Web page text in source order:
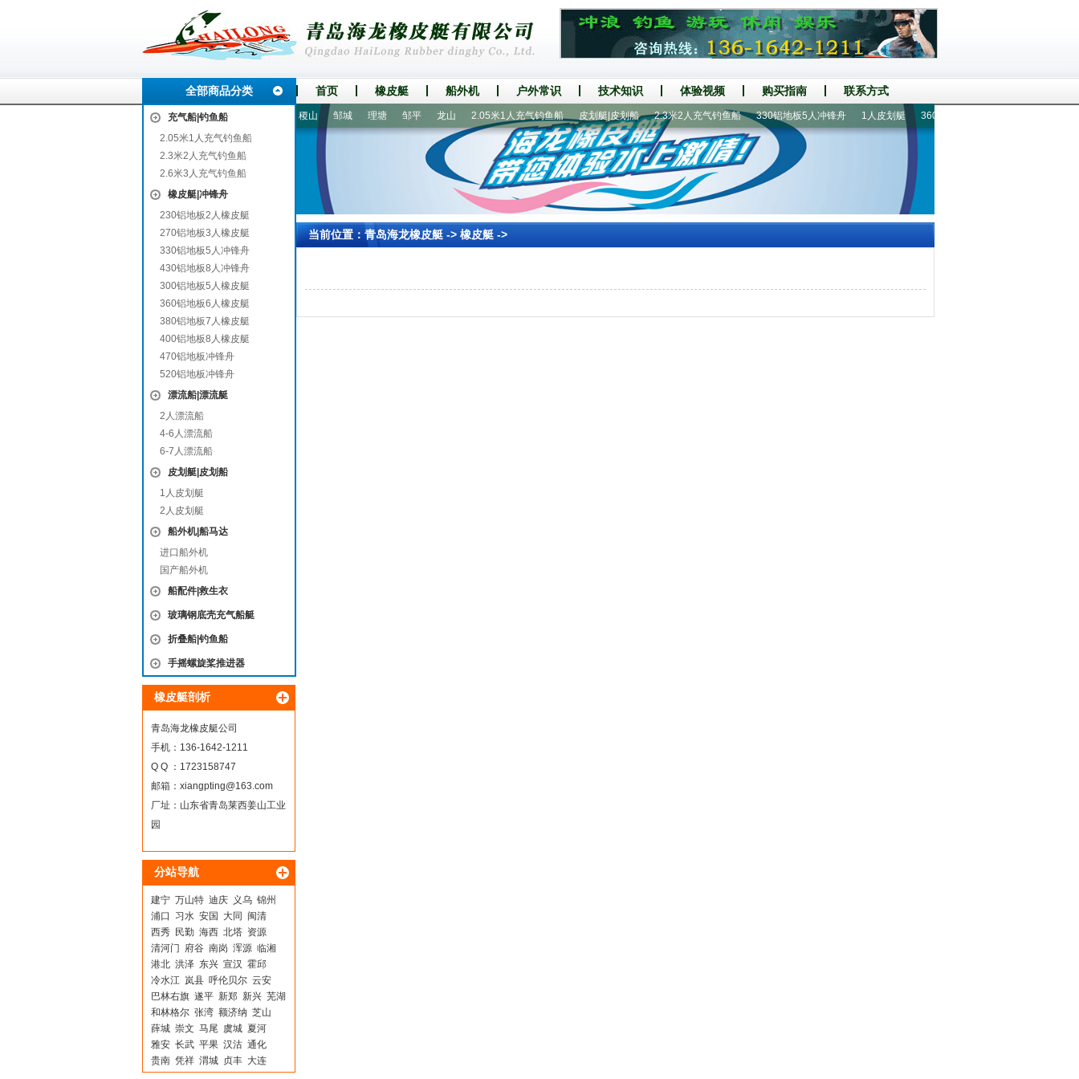
全部商品分类 首页 橡皮艇 船外机 户外常识 技术知识 体验视频 购买指南 联系方式
充气船|钓鱼船
2.05米1人充气钓鱼船
2.3米2人充气钓鱼船
2.6米3人充气钓鱼船
橡皮艇|冲锋舟
230铝地板2人橡皮艇
270铝地板3人橡皮艇
330铝地板5人冲锋舟
430铝地板8人冲锋舟
300铝地板5人橡皮艇
360铝地板6人橡皮艇
380铝地板7人橡皮艇
400铝地板8人橡皮艇
470铝地板冲锋舟
520铝地板冲锋舟
漂流船|漂流艇
2人漂流船
4-6人漂流船
6-7人漂流船
皮划艇|皮划船
1人皮划艇
2人皮划艇
船外机|船马达
进口船外机
国产船外机
船配件|救生衣
玻璃钢底壳充气船艇
折叠船|钓鱼船
手摇螺旋桨推进器
橡皮艇剖析
青岛海龙橡皮艇公司
手机：136-1642-1211
Q Q ：1723158747
邮箱： xiangpting@163.com
厂址：山东省青岛莱西姜山工业
园
分站导航
建宁 万山特 迪庆 义乌 锦州
浦口
习水 安国 大同
闽清
西秀
民勤 海西 北塔 资源
清河门 府谷 南岗 浑源 临湘
港北 洪泽 东兴 宣汉 霍邱
冷水江 岚县 呼伦贝尔 云安
巴林右旗 遂平 新郑 新兴 芜湖
和林格尔 张湾 额济纳 芝山
薛城 崇文 马尾 虞城 夏河
雅安 长武 平果 汉沽 通化
贵南 凭祥 渭城 贞丰 大连
红岗 灵璧 平乐 稷山 邹城 理塘 邹平 龙山 2.05米1人充气钓鱼船 皮划艇|皮划船 2.3米2人充气钓鱼船 330铝地板5人冲锋舟 1人皮划艇 360铝地板6人橡皮艇
当前位置： 青岛海龙橡皮艇-> 橡皮艇->